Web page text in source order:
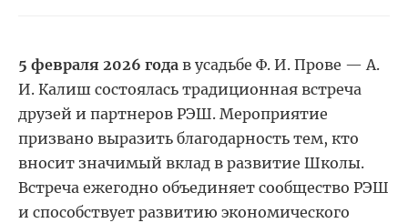
5 февраля 2026 года в усадьбе Ф. И. Прове — А.
И. Калиш состоялась традиционная встреча
друзей и партнеров РЭШ. Мероприятие
призвано выразить благодарность тем, кто
вносит значимый вклад в развитие Школы.
Встреча ежегодно объединяет сообщество РЭШ
и способствует развитию экономического